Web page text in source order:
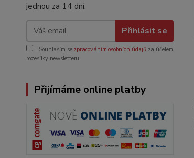
jednou za 14 dní.
Přihlásit se
Souhlasím se zpracováním osobních údajů za účelem
rozesílky newsletteru.
Přijímáme online platby